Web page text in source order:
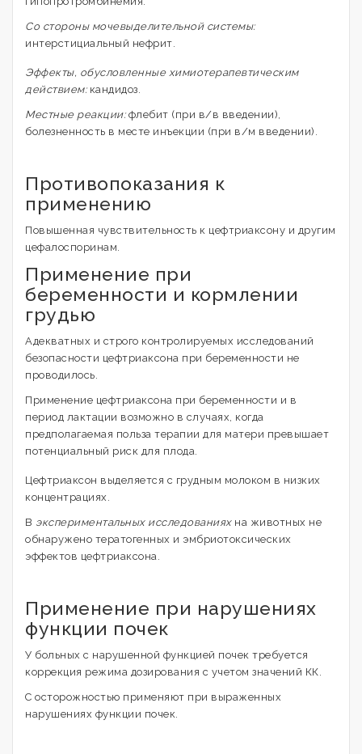
Cо стороны мочевыделительной системы:
интерстициальный нефрит.
Эффекты, обусловленные химиотерапевтическим
действием:кандидоз.
Местные реакции:флебит (при в/в введении),
болезненность в месте инъекции (при в/м введении).
Противопоказания к
применению
Повышенная чувствительность к цефтриаксону и другим
цефалоспоринам.
Применение при
беременности и кормлении
грудью
Адекватных и строго контролируемых исследований
безопасности цефтриаксона при беременности не
проводилось.
Применение цефтриаксона при беременности и в
период лактации возможно в случаях, когда
предполагаемая польза терапии для матери превышает
потенциальный риск для плода.
Цефтриаксон выделяется с грудным молоком в низких
концентрациях.
В экспериментальных исследованияхна животных не
обнаружено тератогенных и эмбриотоксических
эффектов цефтриаксона.
Применение при нарушениях
функции почек
У больных с нарушенной функцией почек требуется
коррекция режима дозирования с учетом значений КК.
С осторожностью применяют при выраженных
нарушениях функции почек.